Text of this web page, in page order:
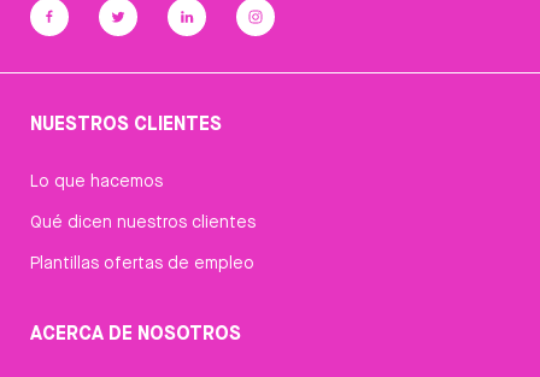
NUESTROS CLIENTES
Lo que hacemos
Qué dicen nuestros clientes
Plantillas ofertas de empleo
ACERCA DE NOSOTROS